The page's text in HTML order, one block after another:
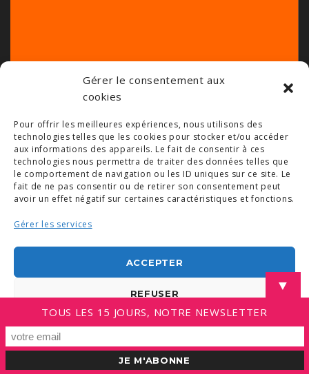
Gérer le consentement aux
cookies
Pour offrir les meilleures expériences, nous utilisons des
technologies telles que les cookies pour stocker et/ou accéder
aux informations des appareils. Le fait de consentir à ces
technologies nous permettra de traiter des données telles que
le comportement de navigation ou les ID uniques sur ce site. Le
fait de ne pas consentir ou de retirer son consentement peut
avoir un effet négatif sur certaines caractéristiques et fonctions.
Gérer les services
ACCEPTER
REFUSER
VOIR LES PRÉFÉRENCES
Politique de cookies
© COPYRIGHT 2019. DEMAIN - MENTIONS LÉGALES
- COPYRIGHTS PHOTOS- POLITIQUE DE COOKIES (UE)
-
CONDITIONS GÉNÉRALES
LINKEDIN
▼
TOUS LES 15 JOURS, NOTRE NEWSLETTER